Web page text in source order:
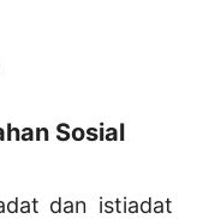
Sosial
dan istiadat